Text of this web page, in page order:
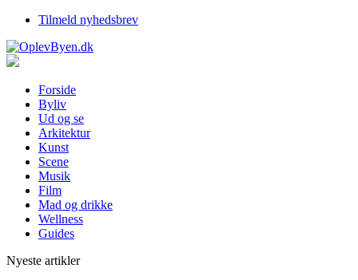
Tilmeld nyhedsbrev
Forside
Byliv
Ud og se
Arkitektur
Kunst
Scene
Musik
Film
Mad og drikke
Wellness
Guides
Nyeste artikler